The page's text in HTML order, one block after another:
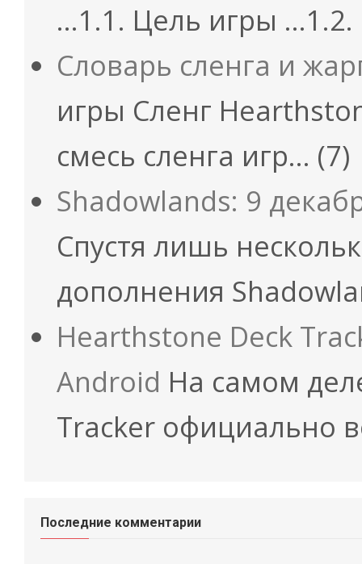
...1.1. Цель игры
Словарь сленга и
игры Сленг
смесь сленга игр… (7)
Shadowlands: 9
Спустя лишь
дополнения
Hearthstone Deck
Android На самом
Tracker официально
Последние комментарии